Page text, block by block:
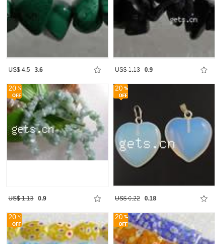
US$ 4.5 3.6 US$ 1.13 0.9
20
US$ 1.13 0.9
20
US$ 0.22 0.18
20 20